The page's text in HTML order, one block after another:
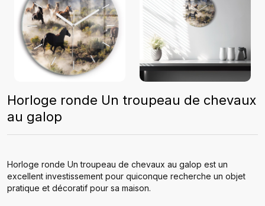
Horloge ronde Un troupeau de chevaux
au galop
Horloge ronde Un troupeau de chevaux au galop est un
excellent investissement pour quiconque recherche un objet
pratique et décoratif pour sa maison.